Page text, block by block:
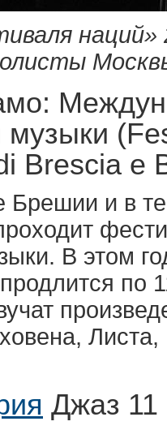
Brеscia e
Брешии и в
В этом
по
Джаз 11